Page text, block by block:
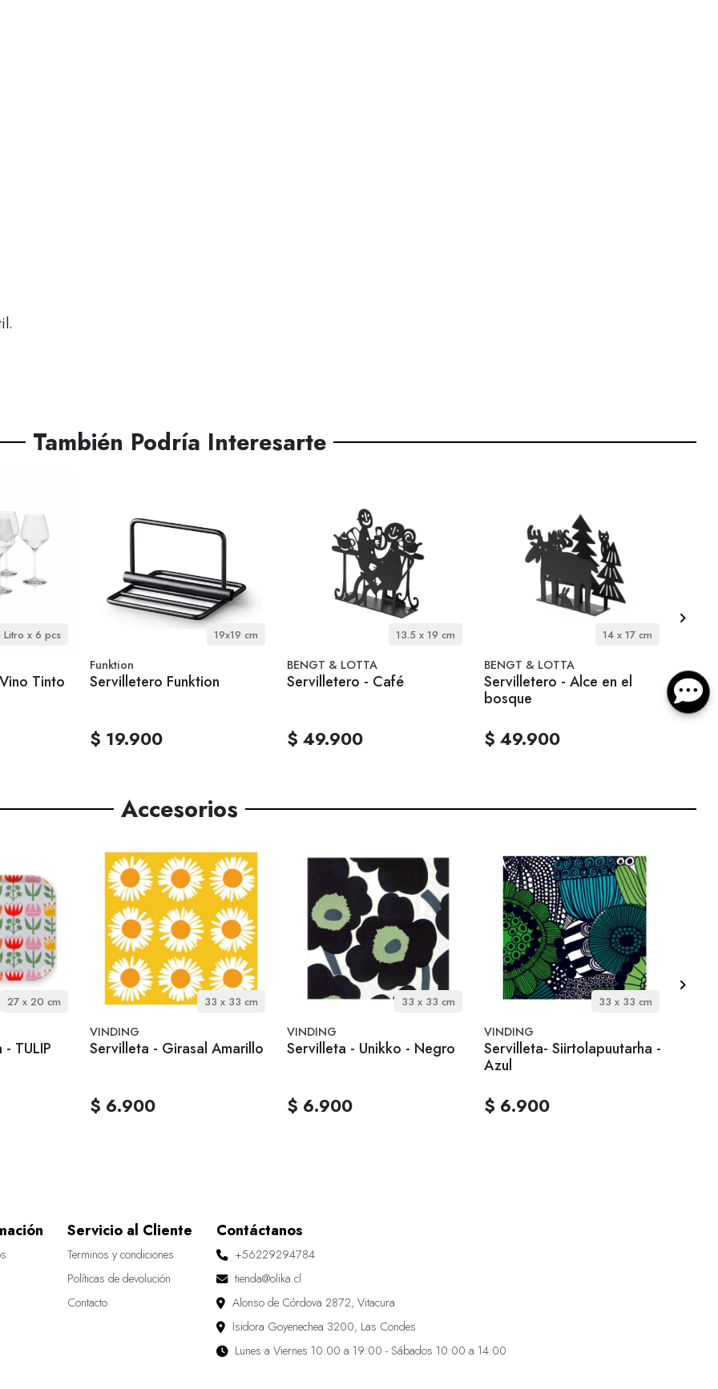
También Podría Interesarte
x 6 pcs
Tinto
19x19 cm
Funktion
Servilletero Funktion
$ 19.900
13.5 x 19 cm
BENGT & LOTTA
Servilletero - Café
$ 49.900
14 x 17 cm
BENGT & LOTTA
Servilletero - Alce en el
bosque
$ 49.900
Accesorios
27 x 20 cm
TULIP
33 x 33 cm
VINDING
Servilleta - Girasal Amarillo
$ 6.900
33 x 33 cm
VINDING
Servilleta - Unikko - Negro
$ 6.900
33 x 33 cm
VINDING
Servilleta- Siirtolapuutarha -
Azul
$ 6.900
Servicio al Cliente
Terminos y condiciones
Políticas de devolución
Contacto
Contáctanos
+56229294784
tienda@olika.cl
Alonso de Córdova 2872, Vitacura
Isidora Goyenechea 3200, Las Condes
Lunes a Viernes 10:00 a 19:00 - Sábados 10:00 a 14:00